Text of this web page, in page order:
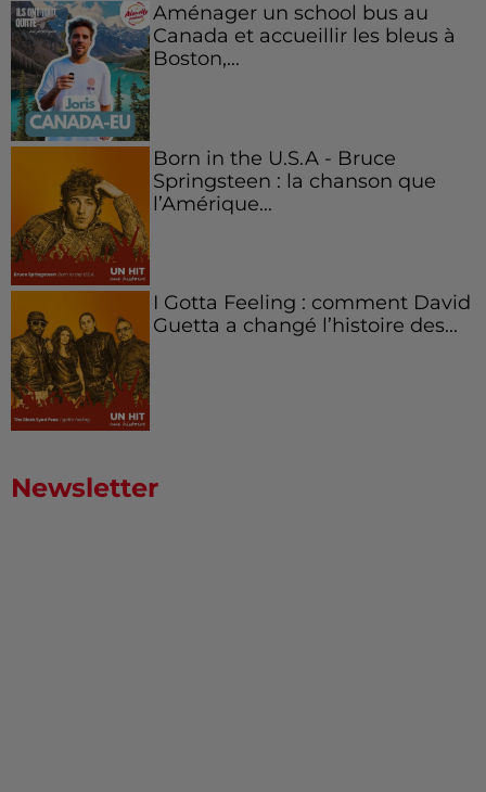
Aménager un school bus au
Canada et accueillir les bleus à
Boston,...
Born in the U.S.A - Bruce
Springsteen : la chanson que
l’Amérique...
I Gotta Feeling : comment David
Guetta a changé l’histoire des...
Newsletter